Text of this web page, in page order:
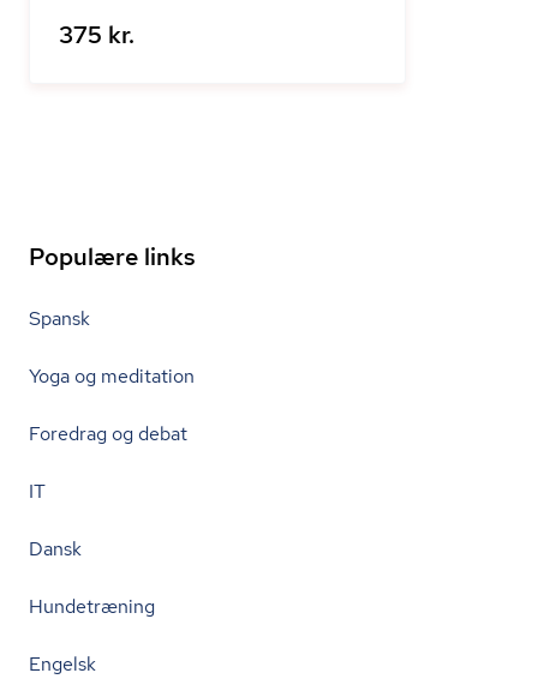
375 kr.
Populære links
Spansk
Yoga og meditation
Foredrag og debat
IT
Dansk
Hundetræning
Engelsk